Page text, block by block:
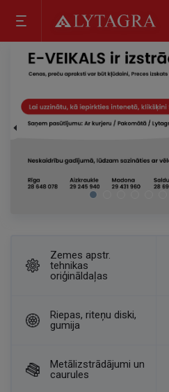
Zemes apstr.
tehnikas
oriģināldaļas
Riepas, riteņu diski,
gumija
Metālizstrādājumi un
caurules